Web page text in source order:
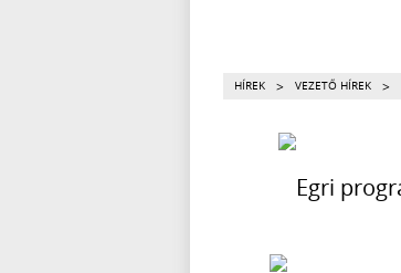
HÍREK > VEZETŐ HÍREK >